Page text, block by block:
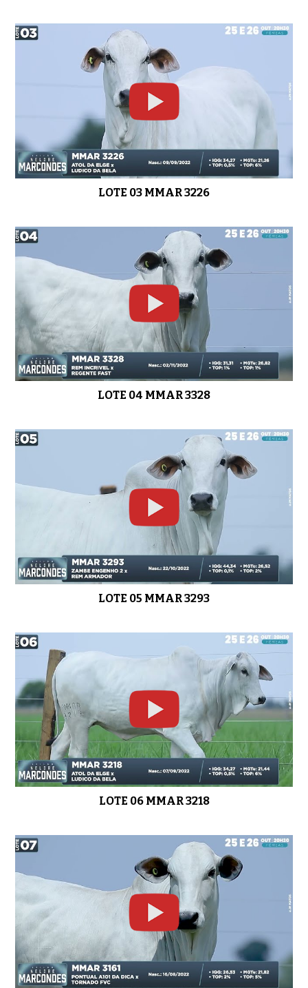
0:59
0:49
LOTE 14 MMAR 3271
01:10 LOTE 15 MMAR 3242
LOTE 16 MMAR 3268
LOTE 17 MMAR 3515
LOTE 18 MMAR 3357
LOTE 19 MMAR 3360
01:07 LOTE 20 MMAR 3465
LOTE 21 MMAR 3548
LOTE 22 MMAR 3543
LOTE 03 MMAR 3226
LOTE 04 MMAR 3328
LOTE 05 MMAR 3293
LOTE 06 MMAR 3218